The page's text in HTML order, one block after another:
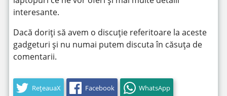
interesante.
Dacă doriți să avem o discuție referitoare la aceste
gadgeturi și nu numai putem discuta în căsuța de
comentarii.
RețeauaX Facebook WhatsApp